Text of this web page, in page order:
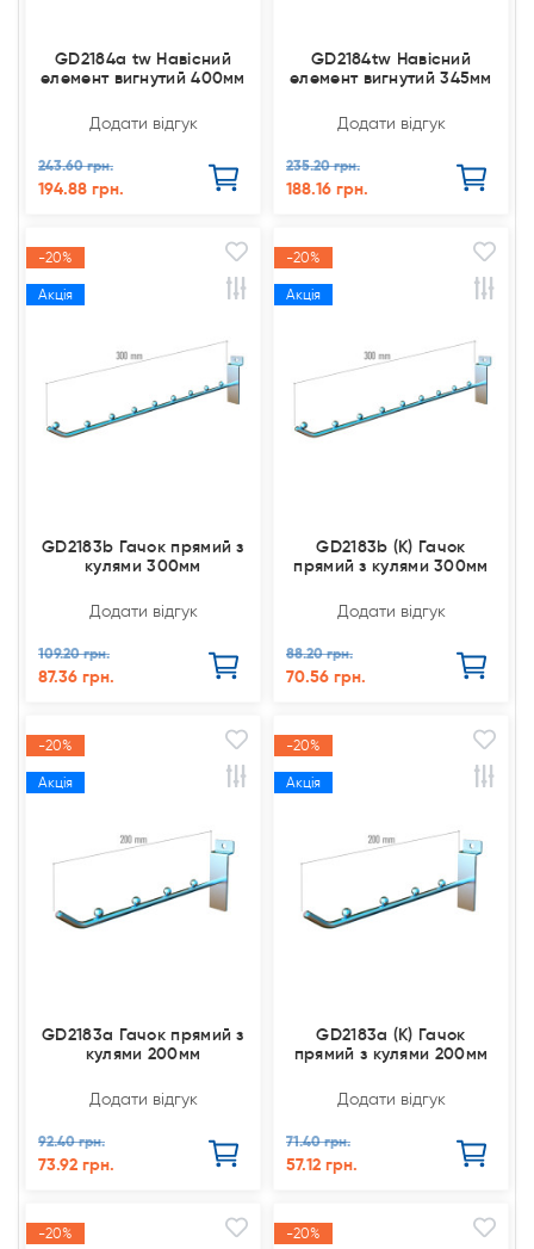
GD2184а tw Навісний
елемент вигнутий 400мм
Додати відгук
243.60 грн.
194.88 грн.
GD2184tw Навісний
елемент вигнутий 345мм
Додати відгук
235.20 грн.
188.16 грн.
-20%
Акція
GD2183b Гачок прямий з
кулями 300мм
Додати відгук
109.20 грн.
87.36 грн.
-20%
Акція
GD2183b (К) Гачок
прямий з кулями 300мм
Додати відгук
88.20 грн.
70.56 грн.
-20%
Акція
GD2183a Гачок прямий з
кулями 200мм
Додати відгук
92.40 грн.
73.92 грн.
-20%
Акція
GD2183a (К) Гачок
прямий з кулями 200мм
Додати відгук
71.40 грн.
57.12 грн.
-20% -20%